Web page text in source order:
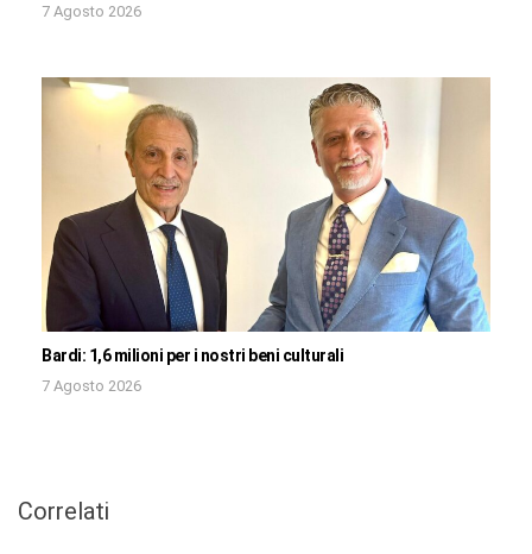
7 Agosto 2026
Bardi: 1,6 milioni per i nostri beni culturali
7 Agosto 2026
Correlati